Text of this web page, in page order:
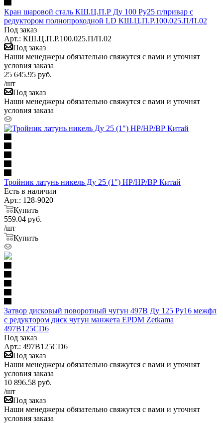
Кран шаровой сталь КШ.Ц.П.Р Ду 100 Ру25 п/привар с
редуктором полнопроходной LD КШ.Ц.П.Р.100.025.П/П.02
Под заказ
Арт.: КШ.Ц.П.Р.100.025.П/П.02
Под заказ
Наши менеджеры обязательно свяжутся с вами и уточнят
условия заказа
25 645.95 руб.
/шт
Под заказ
Наши менеджеры обязательно свяжутся с вами и уточнят
условия заказа
Тройник латунь никель Ду 25 (1") НР/НР/ВР Китай
Есть в наличии
Арт.: 128-9020
Купить
559.04 руб.
/шт
Купить
Затвор дисковый поворотный чугун 497B Ду 125 Ру16 межфл
с редуктором диск чугун манжета EPDM Zetkama
497B125CD6
Под заказ
Арт.: 497B125CD6
Под заказ
Наши менеджеры обязательно свяжутся с вами и уточнят
условия заказа
10 896.58 руб.
/шт
Под заказ
Наши менеджеры обязательно свяжутся с вами и уточнят
условия заказа